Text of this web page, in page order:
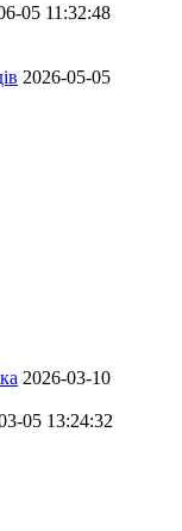
05 11:32:48
2026-05-05
2026-03-10
05 13:24:32